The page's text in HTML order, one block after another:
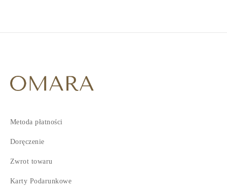
Metoda płatności
Doręczenie
Zwrot towaru
Karty Podarunkowe